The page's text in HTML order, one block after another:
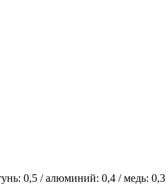
0,5 / алюминий: 0,4 / медь: 0,3